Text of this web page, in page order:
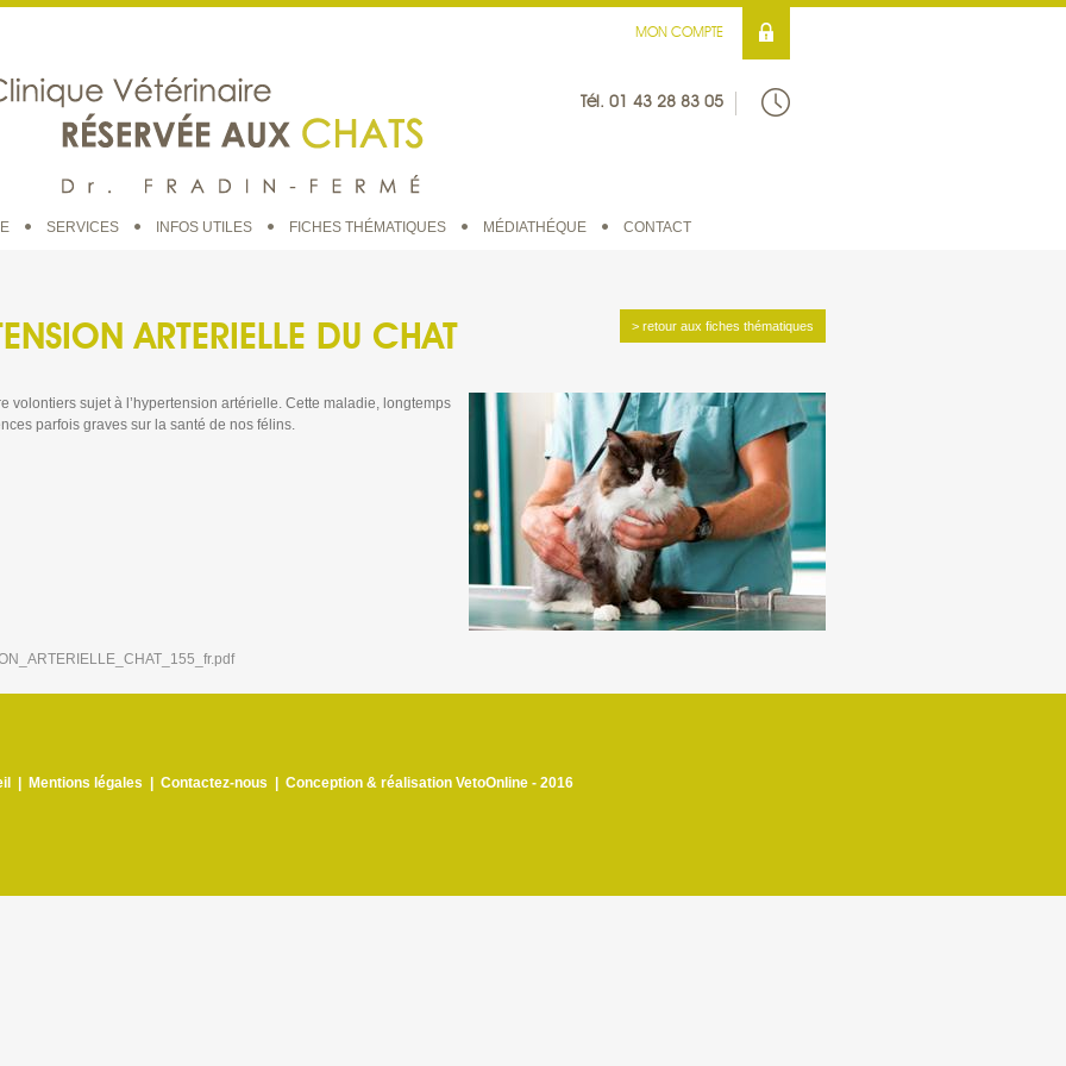
MON COMPTE
Tél. 01 43 28 83 05
SERVICES INFOS UTILES FICHES THÉMATIQUES MÉDIATHÉQUE CONTACT
> retour aux fiches thématiques
ARTERIELLE DU CHAT
volontiers sujet à l’hypertension artérielle. Cette maladie, longtemps
parfois graves sur la santé de nos félins.
Mentions légales Contactez-nous Conception & réalisation VetoOnline - 2016